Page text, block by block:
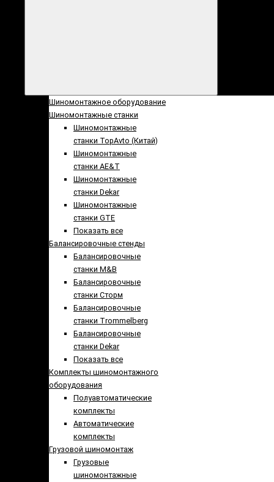
Шиномонтажное оборудование
Шиномонтажные станки
Шиномонтажные
станки TopAvto (Китай)
Шиномонтажные
станки AE&T
Шиномонтажные
станки Dekar
Шиномонтажные
станки GTE
Показать все
Балансировочные стенды
Балансировочные
станки M&B
Балансировочные
станки Сторм
Балансировочные
станки Trommelberg
Балансировочные
станки Dekar
Показать все
Комплекты шиномонтажного
оборудования
Полуавтоматические
комплекты
Автоматические
комплекты
Грузовой шиномонтаж
Грузовые
шиномонтажные